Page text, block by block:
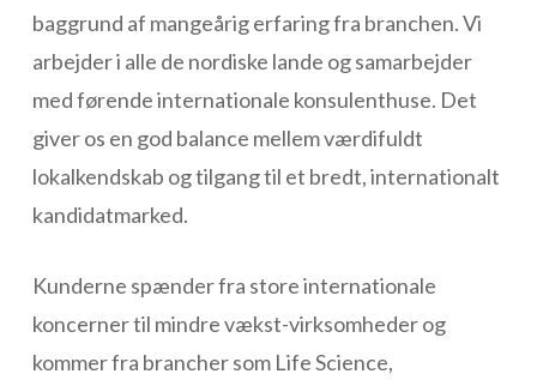
baggrund af mangeårig erfaring fra branchen. Vi
arbejder i alle de nordiske lande og samarbejder
med førende internationale konsulenthuse. Det
giver os en god balance mellem værdifuldt
lokalkendskab og tilgang til et bredt, internationalt
kandidatmarked.
Kunderne spænder fra store internationale
koncerner til mindre vækst-virksomheder og
kommer fra brancher som Life Science,